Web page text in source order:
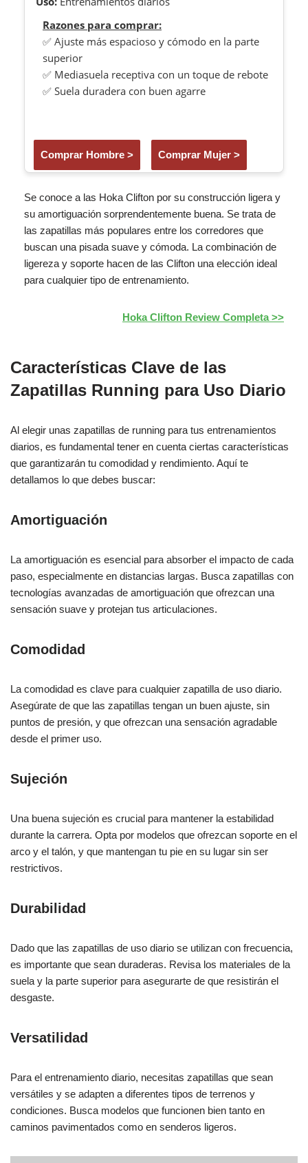
Razones para comprar:
✅ Ajuste más espacioso y cómodo en la parte
superior
✅ Mediasuela receptiva con un toque de rebote
✅ Suela duradera con buen agarre
Comprar Hombre > Comprar Mujer >
Se conoce a las Hoka Clifton por su construcción ligera y
su amortiguación sorprendentemente buena. Se trata de
las zapatillas más populares entre los corredores que
buscan una pisada suave y cómoda. La combinación de
ligereza y soporte hacen de las Clifton una elección ideal
para cualquier tipo de entrenamiento.
Hoka Clifton Review Completa >>
Características Clave de las
Zapatillas Running para Uso Diario
Al elegir unas zapatillas de running para tus entrenamientos
diarios, es fundamental tener en cuenta ciertas características
que garantizarán tu comodidad y rendimiento. Aquí te
detallamos lo que debes buscar:
Amortiguación
La amortiguación es esencial para absorber el impacto de cada
paso, especialmente en distancias largas. Busca zapatillas con
tecnologías avanzadas de amortiguación que ofrezcan una
sensación suave y protejan tus articulaciones.
Comodidad
La comodidad es clave para cualquier zapatilla de uso diario.
Asegúrate de que las zapatillas tengan un buen ajuste, sin
puntos de presión, y que ofrezcan una sensación agradable
desde el primer uso.
Sujeción
Una buena sujeción es crucial para mantener la estabilidad
durante la carrera. Opta por modelos que ofrezcan soporte en el
arco y el talón, y que mantengan tu pie en su lugar sin ser
restrictivos.
Durabilidad
Dado que las zapatillas de uso diario se utilizan con frecuencia,
es importante que sean duraderas. Revisa los materiales de la
suela y la parte superior para asegurarte de que resistirán el
desgaste.
Versatilidad
Para el entrenamiento diario, necesitas zapatillas que sean
versátiles y se adapten a diferentes tipos de terrenos y
condiciones. Busca modelos que funcionen bien tanto en
caminos pavimentados como en senderos ligeros.